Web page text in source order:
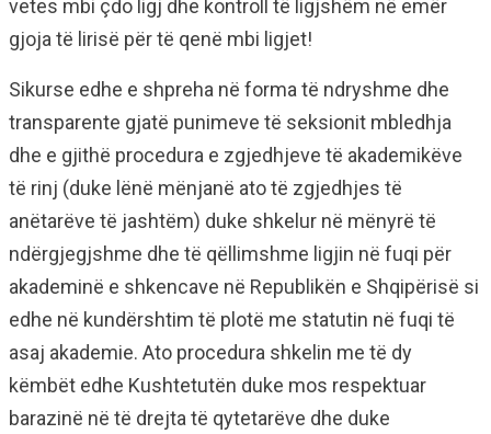
vetes mbi çdo ligj dhe kontroll të ligjshëm në emër
gjoja të lirisë për të qenë mbi ligjet!
Sikurse edhe e shpreha në forma të ndryshme dhe
transparente gjatë punimeve të seksionit mbledhja
dhe e gjithë procedura e zgjedhjeve të akademikëve
të rinj (duke lënë mënjanë ato të zgjedhjes të
anëtarëve të jashtëm) duke shkelur në mënyrë të
ndërgjegjshme dhe të qëllimshme ligjin në fuqi për
akademinë e shkencave në Republikën e Shqipërisë si
edhe në kundërshtim të plotë me statutin në fuqi të
asaj akademie. Ato procedura shkelin me të dy
këmbët edhe Kushtetutën duke mos respektuar
barazinë në të drejta të qytetarëve dhe duke